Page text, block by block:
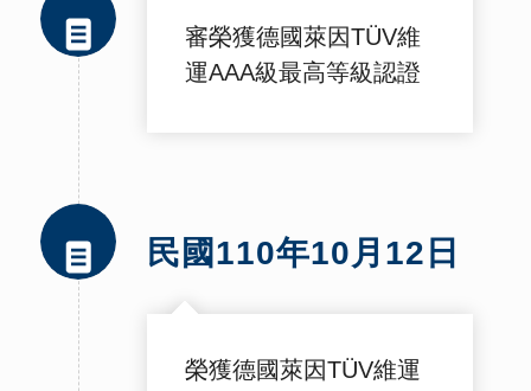
審榮獲德國萊因TÜV維
運AAA級最高等級認證
民國110年10月12日
榮獲德國萊因TÜV維運